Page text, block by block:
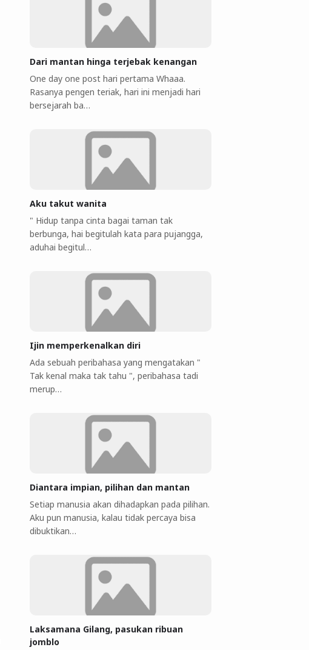
Dari mantan hinga terjebak kenangan
One day one post hari pertama Whaaa.
Rasanya pengen teriak, hari ini menjadi hari
bersejarah ba…
Aku takut wanita
" Hidup tanpa cinta bagai taman tak
berbunga, hai begitulah kata para pujangga,
aduhai begitul…
Ijin memperkenalkan diri
Ada sebuah peribahasa yang mengatakan "
Tak kenal maka tak tahu ", peribahasa tadi
merup…
Diantara impian, pilihan dan mantan
Setiap manusia akan dihadapkan pada pilihan.
Aku pun manusia, kalau tidak percaya bisa
dibuktikan…
Laksamana Gilang, pasukan ribuan
jomblo